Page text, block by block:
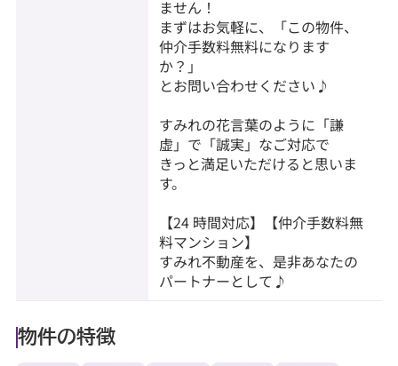
ません！
まずはお気軽に、「この物件、
仲介手数料無料になります
か？」
とお問い合わせください♪
すみれの花言葉のように「謙
虚」で「誠実」なご対応で
きっと満足いただけると思いま
す。
【24 時間対応】【仲介手数料無
料マンション】
すみれ不動産を、是非あなたの
パートナーとして♪
物件の特徴